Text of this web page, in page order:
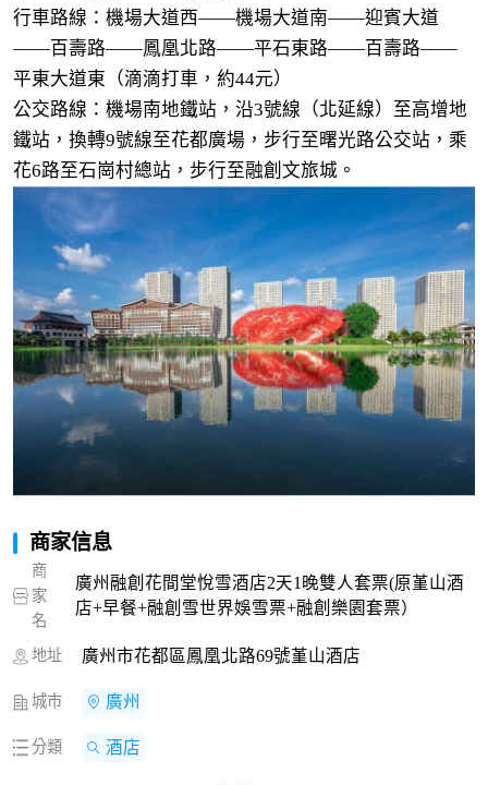
行車路線：機場大道西——機場大道南——迎賓大道
——百壽路——鳳凰北路——平石東路——百壽路——
平東大道東（滴滴打車，約44元）
公交路線：機場南地鐵站，沿3號線（北延線）至高增地
鐵站，換轉9號線至花都廣場，步行至曙光路公交站，乘
花6路至石崗村總站，步行至融創文旅城。
商家信息
商
家
名
廣州融創花間堂悅雪酒店2天1晚雙人套票(原堇山酒
店+早餐+融創雪世界娛雪票+融創樂園套票）
地址 廣州市花都區鳳凰北路69號堇山酒店
城市 廣州
分類 酒店